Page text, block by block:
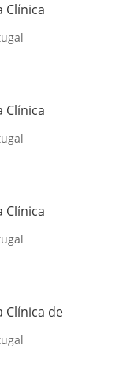
Clínica
Clínica
Clínica
Clínica de